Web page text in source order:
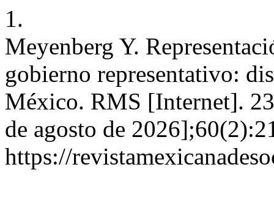
1.
Meyenberg Y.
gobierno representativo:
México. RMS [Internet].
de agosto de
https://